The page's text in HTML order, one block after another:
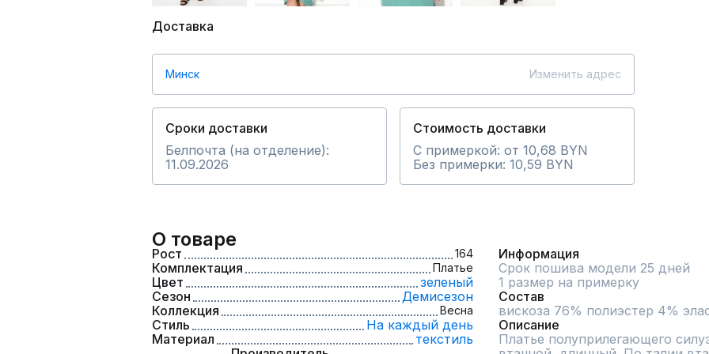
Доставка
Минск Изменить адрес
Сроки доставки
Белпочта (на отделение):
11.09.2026
Стоимость доставки
С примеркой: от 10,68 BYN
Без примерки: 10,59 BYN
О товаре
Рост 164
Комплектация Платье
Цвет
зеленый
Сезон
Демисезон
Коллекция
Весна
Стиль
На каждый день
Материал
текстиль
Информация
Срок пошива модели 25 дней
1 размер на примерку
Состав
вискоза 76% полиэстер 4%
Описание
Платье полуприлегающего